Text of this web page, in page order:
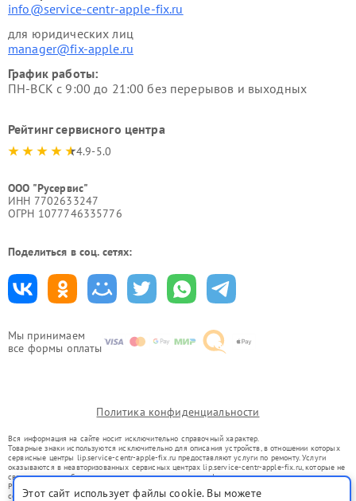
Мы принимаем
все формы оплаты
info@service-centr-apple-fix.ru
для юридических лиц
manager@fix-apple.ru
График работы:
ПН-ВСК с 9:00 до 21:00 без перерывов и выходных
Рейтинг сервисного центра
4.9-5.0
ООО "Русервис"
ИНН 7702633247
ОГРН 1077746335776
Поделиться в соц. сетях:
Политика конфиденциальности
Вся информация на сайте носит исключительно справочный характер.
Товарные знаки используются исключительно для описания устройств, в отношении которых
сервисные центры lip.service-centr-apple-fix.ru предоставляют услуги по ремонту. Услуги
оказываются в неавторизованных сервисных центрах lip.service-centr-apple-fix.ru, которые не
связаны с правообладателями товарных знаков или их официальными представителями.
Ремонт осуществляется для устройств, уже введенных в гражданский оборот в соответствии
со статьей 1487 ГК РФ.
Этот сайт использует файлы cookie. Вы можете